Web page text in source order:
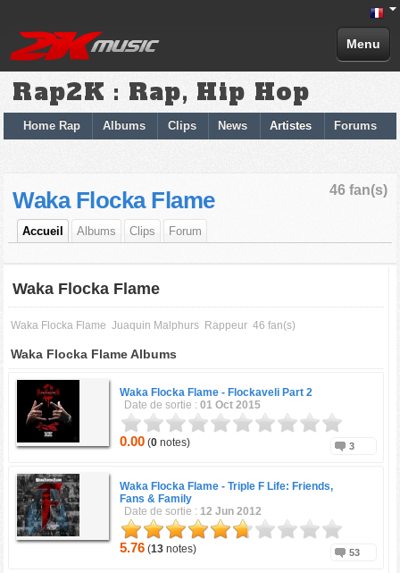
Menu
Rap2K : Rap, Hip Hop
Home Rap Albums Clips News Artistes Forums
46 fan(s)
Waka Flocka Flame
Accueil Albums Clips Forum
Waka Flocka Flame
Waka Flocka Flame Juaquin Malphurs Rappeur 46 fan(s)
Waka Flocka Flame Albums
Waka Flocka Flame - Flockaveli Part 2
Date de sortie :01 Oct 2015
0.00 (0 notes) 3
Waka Flocka Flame -Triple F Life: Friends,
Fans & Family
Date de sortie : 12 Jun 2012
5.76 (13 notes) 53